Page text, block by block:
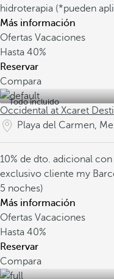
hidroterapia (*pueden
Más información
Ofertas Vacaciones
Hasta 40%
Reservar
Compara
Todo incluido
Occidental at Xcaret
Playa del Carmen,
10% de dto. adicional
exclusivo cliente my
5 noches)
Más información
Ofertas Vacaciones
Hasta 40%
Reservar
Compara